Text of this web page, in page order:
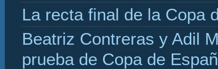
La recta final de la Copa
Beatriz Contreras y Adil
prueba de Copa de